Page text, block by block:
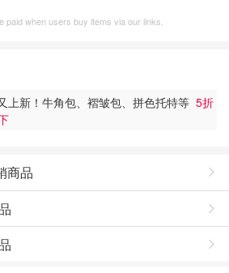
paid when users buy items via our links.
上新！牛角包、褶皱包、拼色托特等 5折
商品